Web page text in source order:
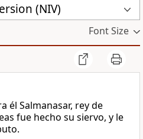
(NIV)
Font Size
él Salmanasar, rey de
fue hecho su siervo, y le